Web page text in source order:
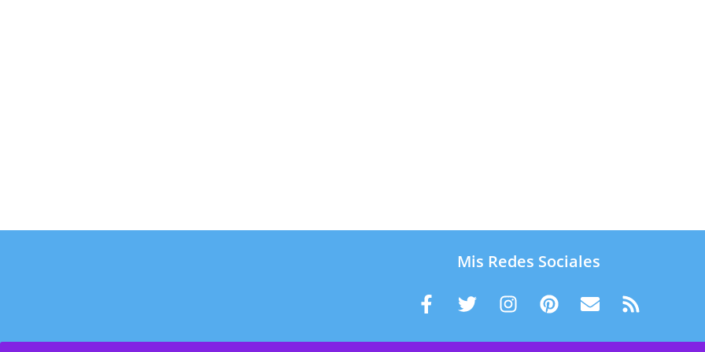
Mis Redes Sociales